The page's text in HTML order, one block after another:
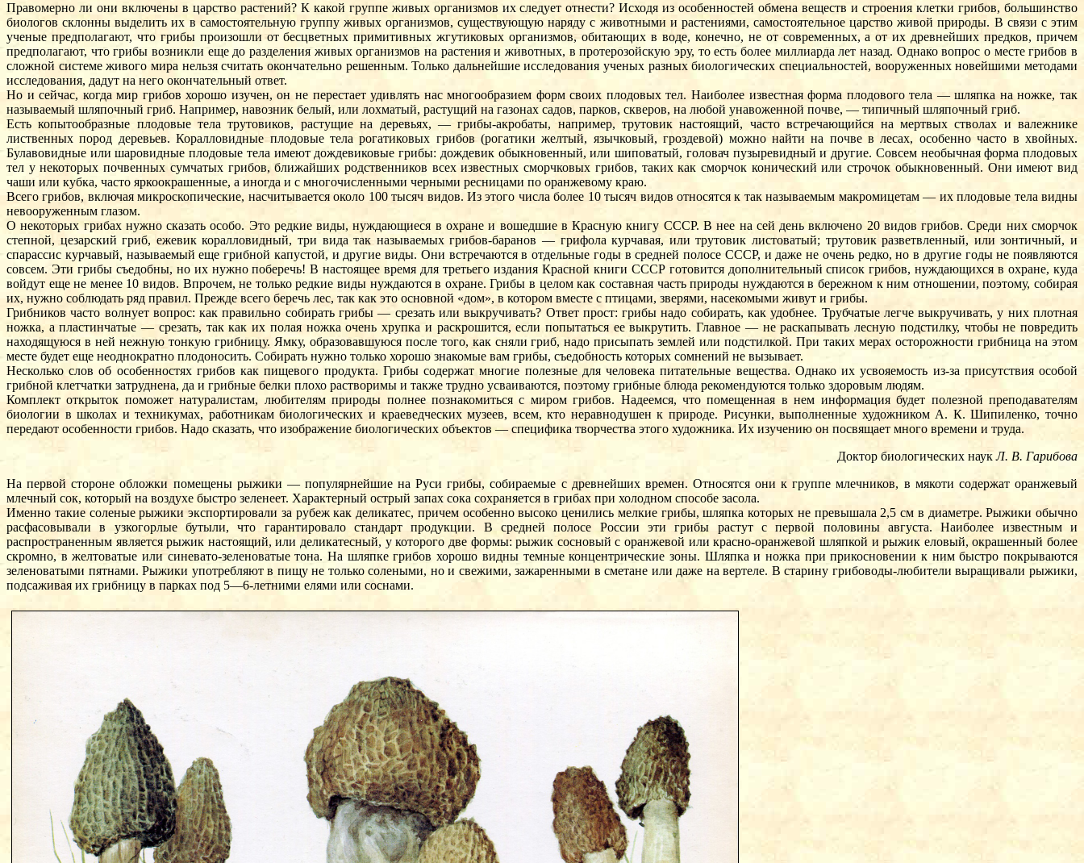
Правомерно ли они включены в царство растений? К какой группе живых организмов их следует отнести? Исходя из особенностей обмена веществ и строения клетки грибов, большинство
биологов склонны выделить их в самостоятельную группу живых организмов, существующую наряду с животными и растениями, самостоятельное царство живой природы. В связи с этим
ученые предполагают, что грибы произошли от бесцветных примитивных жгутиковых организмов, обитающих в воде, конечно, не от современных, а от их древнейших предков, причем
предполагают, что грибы возникли еще до разделения живых организмов на растения и животных, в протерозойскую эру, то есть более миллиарда лет назад. Однако вопрос о месте грибов в
сложной системе живого мира нельзя считать окончательно решенным. Только дальнейшие исследования ученых разных биологических специальностей, вооруженных новейшими методами
исследования, дадут на него окончательный ответ.
Но и сейчас, когда мир грибов хорошо изучен, он не перестает удивлять нас многообразием форм своих плодовых тел. Наиболее известная форма плодового тела — шляпка на ножке, так
называемый шляпочный гриб. Например, навозник белый, или лохматый, растущий на газонах садов, парков, скверов, на любой унавоженной почве, — типичный шляпочный гриб.
Есть копытообразные плодовые тела трутовиков, растущие на деревьях, — грибы-акробаты, например, трутовик настоящий, часто встречающийся на мертвых стволах и валежнике
лиственных пород деревьев. Коралловидные плодовые тела рогатиковых грибов (рогатики желтый, язычковый, гроздевой) можно найти на почве в лесах, особенно часто в хвойных.
Булавовидные или шаровидные плодовые тела имеют дождевиковые грибы: дождевик обыкновенный, или шиповатый, головач пузыревидный и другие. Совсем необычная форма плодовых
тел у некоторых почвенных сумчатых грибов, ближайших родственников всех известных сморчковых грибов, таких как сморчок конический или строчок обыкновенный. Они имеют вид
чаши или кубка, часто яркоокрашенные, а иногда и с многочисленными черными ресницами по оранжевому краю.
Всего грибов, включая микроскопические, насчитывается около 100 тысяч видов. Из этого числа более 10 тысяч видов относятся к так называемым макромицетам — их плодовые тела видны
невооруженным глазом.
О некоторых грибах нужно сказать особо. Это редкие виды, нуждающиеся в охране и вошедшие в Красную книгу СССР. В нее на сей день включено 20 видов грибов. Среди них сморчок
степной, цезарский гриб, ежевик коралловидный, три вида так называемых грибов-баранов — грифола курчавая, или трутовик листоватый; трутовик разветвленный, или зонтичный, и
спарассис курчавый, называемый еще грибной капустой, и другие виды. Они встречаются в отдельные годы в средней полосе СССР, и даже не очень редко, но в другие годы не появляются
совсем. Эти грибы съедобны, но их нужно поберечь! В настоящее время для третьего издания Красной книги СССР готовится дополнительный список грибов, нуждающихся в охране, куда
войдут еще не менее 10 видов. Впрочем, не только редкие виды нуждаются в охране. Грибы в целом как составная часть природы нуждаются в бережном к ним отношении, поэтому, собирая
их, нужно соблюдать ряд правил. Прежде всего беречь лес, так как это основной «дом», в котором вместе с птицами, зверями, насекомыми живут и грибы.
Грибников часто волнует вопрос: как правильно собирать грибы — срезать или выкручивать? Ответ прост: грибы надо собирать, как удобнее. Трубчатые легче выкручивать, у них плотная
ножка, а пластинчатые — срезать, так как их полая ножка очень хрупка и раскрошится, если попытаться ее выкрутить. Главное — не раскапывать лесную подстилку, чтобы не повредить
находящуюся в ней нежную тонкую грибницу. Ямку, образовавшуюся после того, как сняли гриб, надо присыпать землей или подстилкой. При таких мерах осторожности грибница на этом
месте будет еще неоднократно плодоносить. Собирать нужно только хорошо знакомые вам грибы, съедобность которых сомнений не вызывает.
Несколько слов об особенностях грибов как пищевого продукта. Грибы содержат многие полезные для человека питательные вещества. Однако их усвояемость из-за присутствия особой
грибной клетчатки затруднена, да и грибные белки плохо растворимы и также трудно усваиваются, поэтому грибные блюда рекомендуются только здоровым людям.
Комплект открыток поможет натуралистам, любителям природы полнее познакомиться с миром грибов. Надеемся, что помещенная в нем информация будет полезной преподавателям
биологии в школах и техникумах, работникам биологических и краеведческих музеев, всем, кто неравнодушен к природе. Рисунки, выполненные художником А. К. Шипиленко, точно
передают особенности грибов. Надо сказать, что изображение биологических объектов — специфика творчества этого художника. Их изучению он посвящает много времени и труда.
Доктор биологических наукЛ. В. Гарибова
На первой стороне обложки помещены рыжики — популярнейшие на Руси грибы, собираемые с древнейших времен. Относятся они к группе млечников, в мякоти содержат оранжевый
млечный сок, который на воздухе быстро зеленеет. Характерный острый запах сока сохраняется в грибах при холодном способе засола.
Именно такие соленые рыжики экспортировали за рубеж как деликатес, причем особенно высоко ценились мелкие грибы, шляпка которых не превышала 2,5 см в диаметре. Рыжики обычно
расфасовывали в узкогорлые бутыли, что гарантировало стандарт продукции. В средней полосе России эти грибы растут с первой половины августа. Наиболее известным и
распространенным является рыжик настоящий, или деликатесный, у которого две формы: рыжик сосновый с оранжевой или красно-оранжевой шляпкой и рыжик еловый, окрашенный более
скромно, в желтоватые или синевато-зеленоватые тона. На шляпке грибов хорошо видны темные концентрические зоны. Шляпка и ножка при прикосновении к ним быстро покрываются
зеленоватыми пятнами. Рыжики употребляют в пищу не только солеными, но и свежими, зажаренными в сметане или даже на вертеле. В старину грибоводы-любители выращивали рыжики,
подсаживая их грибницу в парках под 5—6-летними елями или соснами.